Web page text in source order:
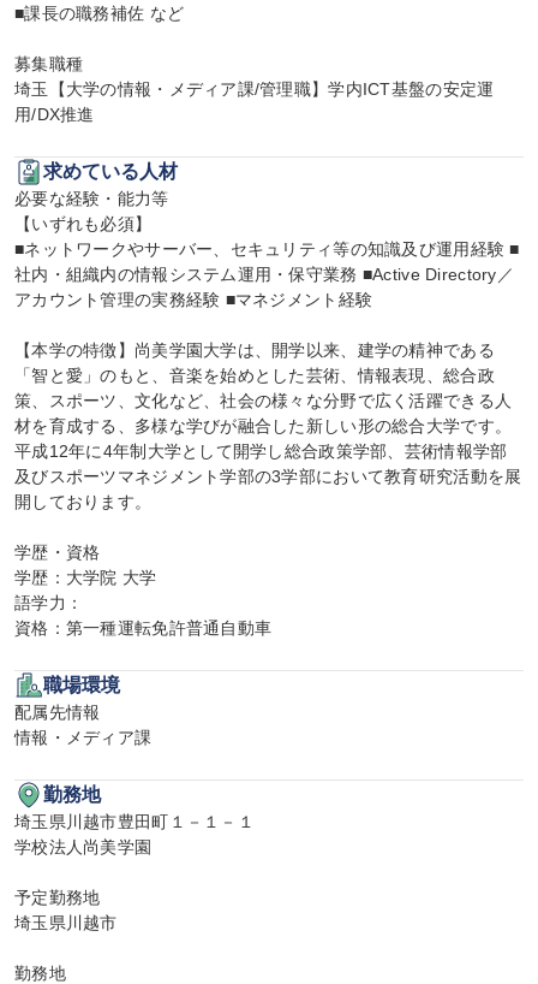
■課長の職務補佐 など
募集職種
埼玉【大学の情報・メディア課/管理職】学内ICT基盤の安定運
用/DX推進
求めている人材
必要な経験・能力等
【いずれも必須】
■ネットワークやサーバー、セキュリティ等の知識及び運用経験 ■
社内・組織内の情報システム運用・保守業務 ■Active Directory／
アカウント管理の実務経験 ■マネジメント経験
【本学の特徴】尚美学園大学は、開学以来、建学の精神である
「智と愛」のもと、音楽を始めとした芸術、情報表現、総合政
策、スポーツ、文化など、社会の様々な分野で広く活躍できる人
材を育成する、多様な学びが融合した新しい形の総合大学です。
平成12年に4年制大学として開学し総合政策学部、芸術情報学部
及びスポーツマネジメント学部の3学部において教育研究活動を展
開しております。
学歴・資格
学歴：大学院 大学
語学力：
資格：第一種運転免許普通自動車
職場環境
配属先情報
情報・メディア課
勤務地
埼玉県川越市豊田町１－１－１
学校法人尚美学園
予定勤務地
埼玉県川越市
勤務地